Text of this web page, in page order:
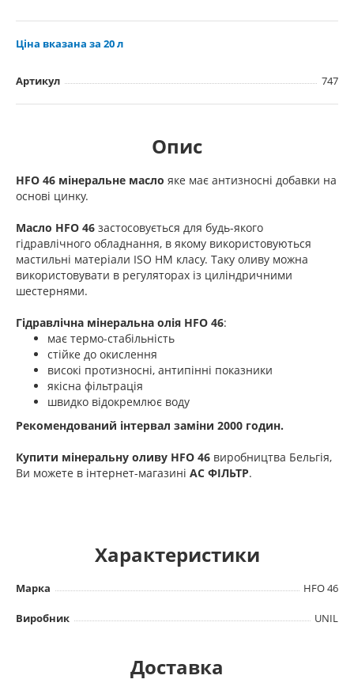
Ціна вказана за 20 л
Артикул 747
Опис
HFO 46 мінеральне масло яке має антизносні добавки на
основі цинку.
Масло HFO 46 застосовується для будь-якого
гідравлічного обладнання, в якому використовуються
мастильні матеріали ISO HM класу. Таку оливу можна
використовувати в регуляторах із циліндричними
шестернями.
Гідравлічна мінеральна олія HFO 46:
має термо-стабільність
стійке до окислення
високі протизносні, антипінні показники
якісна фільтрація
швидко відокремлює воду
Рекомендований інтервал заміни 2000 годин.
Купити мінеральну оливу HFO 46 виробництва Бельгія,
Ви можете в інтернет-магазині АС ФІЛЬТР.
Характеристики
Марка HFO 46
Виробник UNIL
Доставка